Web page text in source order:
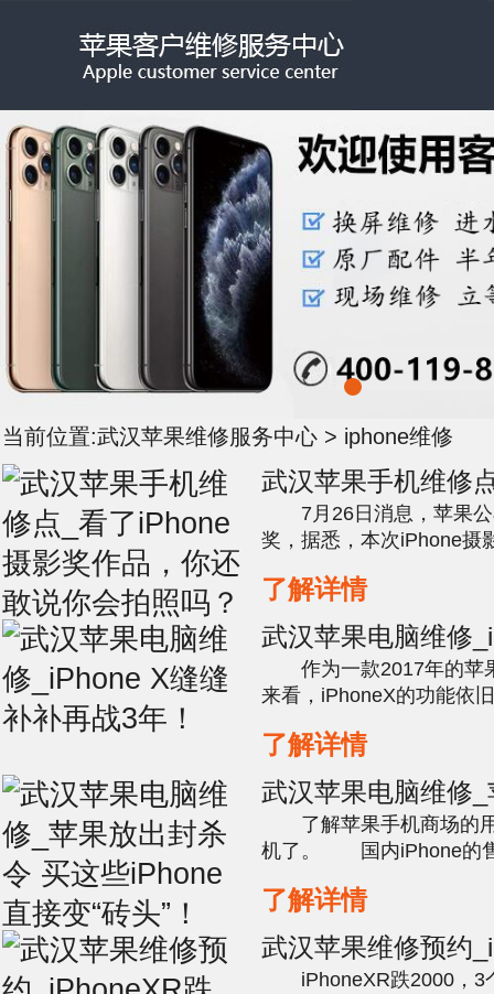
当前位置:武汉苹果维修服务中心 > iphone维修
武汉苹果手机维修
奖作品，你还敢说
7月26日消息，苹果公
奖，据悉，本次iPhone摄
机维修预约，总计收到上
了解详情
武汉苹果电脑维修
再战3年！
作为一款2017年的苹
来看，iPhoneX的功能依
素，前置700万像素，
池，支...
了解详情
武汉苹果电脑维修
买这些iPhone直接
了解苹果手机商场的
机了。 国内iPhone的
XR, iPhone XS Max ,
了解详情
武汉苹果维修预约
2000，
iPhoneXR跌2000，3